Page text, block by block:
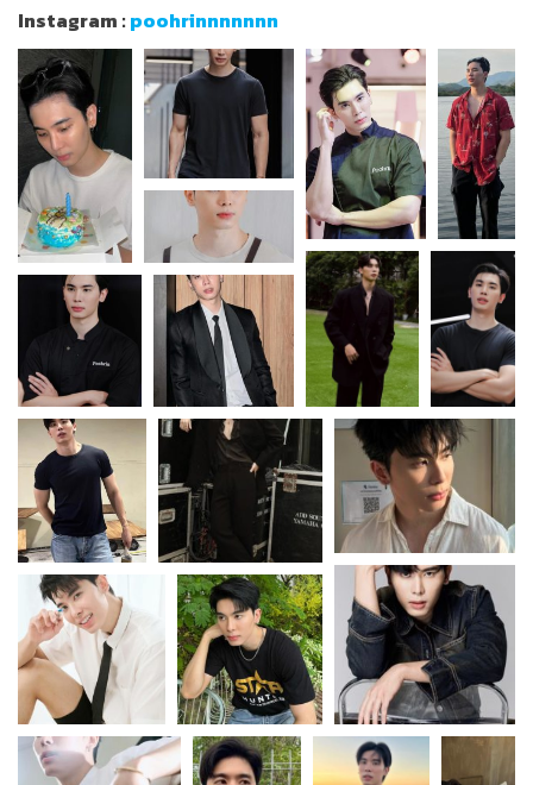
Instagram :poohrinnnnnnn